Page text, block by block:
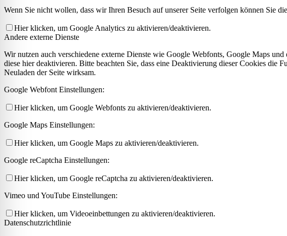
Wenn Sie nicht wollen, dass wir Ihren Besuch auf unserer Seite verfolgen können Sie
Hier klicken, um Google Analytics zu aktivieren/deaktivieren.
Andere externe Dienste
Wir nutzen auch verschiedene externe Dienste wie Google Webfonts, Google Maps
diese hier deaktivieren. Bitte beachten Sie, dass eine Deaktivierung dieser Cookies die
Neuladen der Seite wirksam.
Google Webfont Einstellungen:
Hier klicken, um Google Webfonts zu aktivieren/deaktivieren.
Google Maps Einstellungen:
Hier klicken, um Google Maps zu aktivieren/deaktivieren.
Google reCaptcha Einstellungen:
Hier klicken, um Google reCaptcha zu aktivieren/deaktivieren.
Vimeo und YouTube Einstellungen:
Hier klicken, um Videoeinbettungen zu aktivieren/deaktivieren.
Datenschutzrichtlinie